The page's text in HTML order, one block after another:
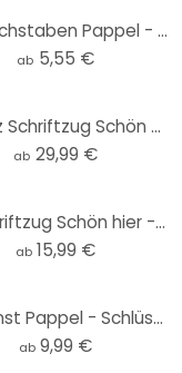
Holzbuchstaben Pappel - Einzelbuchstaben Schreibschrift
ab 5,55 €
3D Holz Schriftzug Schön hier - Mahagoni
ab 29,99 €
3D Schriftzug Schön hier - MDF Natur
ab 15,99 €
Holzkunst Pappel - Schlüssel (3er Set)
ab 9,99 €